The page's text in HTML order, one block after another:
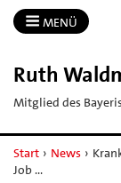
MENÜ
Ruth
Mitglied des
Start › News ›
Job …